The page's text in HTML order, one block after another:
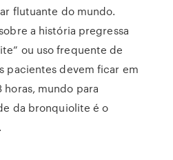
flutuante do mundo.
a história pregressa
ou uso frequente de
pacientes devem ficar em
horas, mundo para
da bronquiolite é o